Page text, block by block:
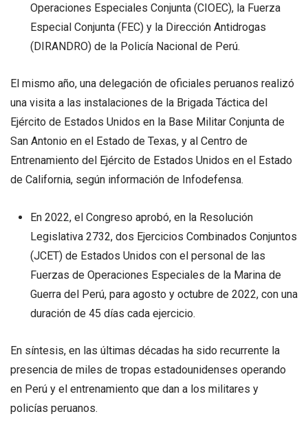
Operaciones Especiales Conjunta (CIOEC), la Fuerza
Especial Conjunta (FEC) y la Dirección Antidrogas
(DIRANDRO) de la Policía Nacional de Perú.
El mismo año, una delegación de oficiales peruanos realizó
una visita a las instalaciones de la Brigada Táctica del
Ejército de Estados Unidos en la Base Militar Conjunta de
San Antonio en el Estado de Texas, y al Centro de
Entrenamiento del Ejército de Estados Unidos en el Estado
de California, según información de Infodefensa.
En 2022, el Congreso aprobó, en la Resolución
Legislativa 2732, dos Ejercicios Combinados Conjuntos
(JCET) de Estados Unidos con el personal de las
Fuerzas de Operaciones Especiales de la Marina de
Guerra del Perú, para agosto y octubre de 2022, con una
duración de 45 días cada ejercicio.
En síntesis, en las últimas décadas ha sido recurrente la
presencia de miles de tropas estadounidenses operando
en Perú y el entrenamiento que dan a los militares y
policías peruanos.